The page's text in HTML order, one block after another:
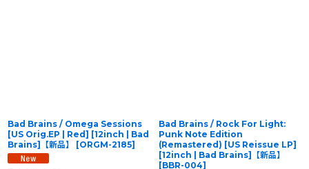
Bad Brains / Omega Sessions
[US Orig.EP | Red] [12inch | Bad
Brains]【新品】
[ORGM-2185]
Bad Brains / Rock For Light:
Punk Note Edition
(Remastered) [US Reissue LP]
[12inch | Bad Brains]【新品】
[BBR-004]